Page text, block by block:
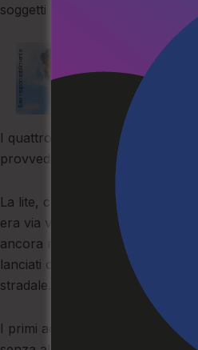
soggetti non residenti nel
I quattro si aggiungono quindi ai
provvedimenti di avviso orale
La lite, che aveva coinvolto
era via via fomentata,
ancora minorenni. Pugni e calci
lanciati contro bottiglie e sedie
stradale.
I primi accertamenti, benché